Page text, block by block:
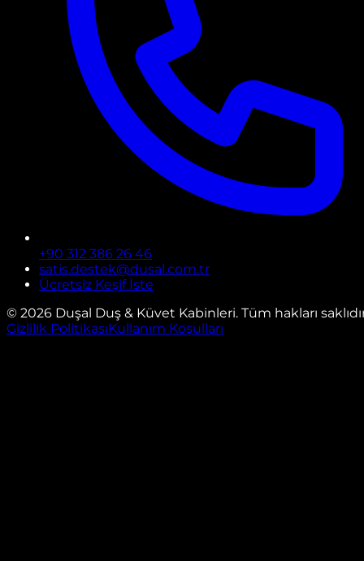
+90 312 386 26 46
satis.destek@dusal.com.tr
Ücretsiz Keşif İste
© 2026 Duşal Duş & Küvet Kabinleri. Tüm hakları
Gizlilik PolitikasıKullanım Koşulları